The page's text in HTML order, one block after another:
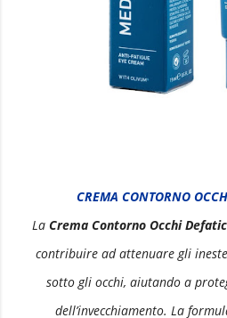
CREMA CONTORNO
La Crema Contorno Occhi
contribuire ad attenuare gli
sotto gli occhi, aiutando a
dell’invecchiamento. La